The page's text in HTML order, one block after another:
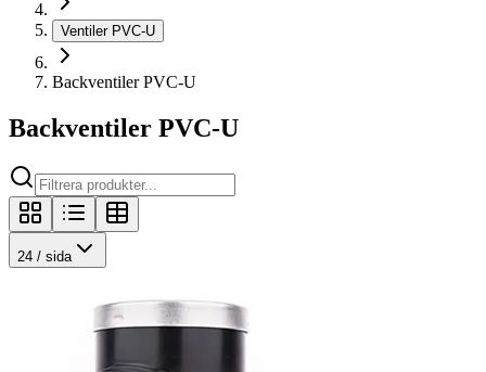
Ventiler PVC-U
Backventiler PVC-U
Backventiler PVC-U
24 / sida